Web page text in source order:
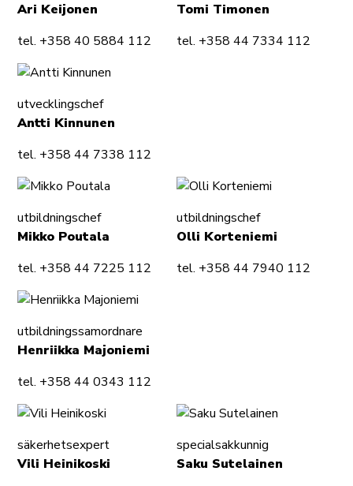
Ari Keijonen
tel. +358 40 5884 112
Tomi Timonen
tel. +358 44 7334 112
utvecklingschef
Antti Kinnunen
tel. +358 44 7338 112
utbildningschef
Mikko Poutala
tel. +358 44 7225 112
utbildningschef
Olli Korteniemi
tel. +358 44 7940 112
utbildningssamordnare
Henriikka Majoniemi
tel. +358 44 0343 112
säkerhetsexpert
Vili Heinikoski
specialsakkunnig
Saku Sutelainen